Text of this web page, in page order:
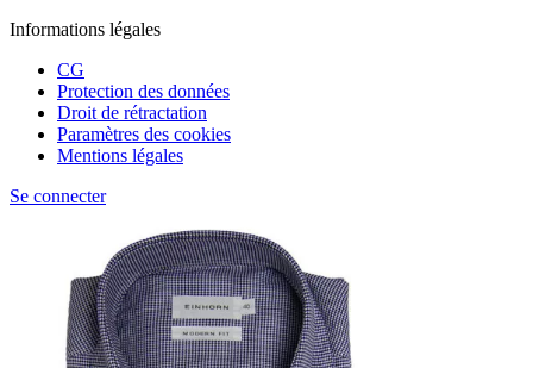
Informations légales
CG
Protection des données
Droit de rétractation
Paramètres des cookies
Mentions légales
Se connecter